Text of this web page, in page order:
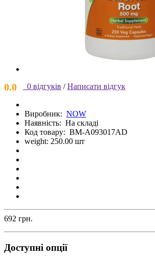
0.0 0 відгуків / Написати відгук
Виробник: NOW
Наявність: На складі
Код товару: BM-A093017AD
weight: 250.00 шт
692 грн.
Доступні опції